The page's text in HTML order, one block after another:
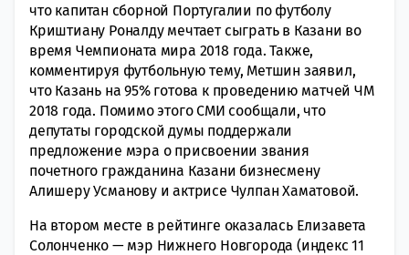
что капитан сборной Португалии по футболу
Криштиану Роналду мечтает сыграть в Казани во
время Чемпионата мира 2018 года. Также,
комментируя футбольную тему, Метшин заявил,
что Казань на 95% готова к проведению матчей ЧМ
2018 года. Помимо этого СМИ сообщали, что
депутаты городской думы поддержали
предложение мэра о присвоении звания
почетного гражданина Казани бизнесмену
Алишеру Усманову и актрисе Чулпан Хаматовой.
На втором месте в рейтинге оказалась Елизавета
Солонченко — мэр Нижнего Новгорода (индекс 11